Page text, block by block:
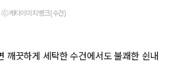
ⓒ게티이미지뱅크(수건)
깨끗하게 세탁한 수건에서도 불쾌한 쉰내